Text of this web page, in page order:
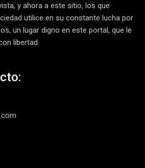
y ahora a este sitio, los que
utilice en su constante lucha por
un lugar digno en este portal, que le
libertad.